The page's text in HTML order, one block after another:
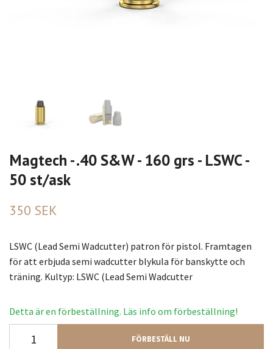
Magtech - .40 S&W - 160 grs - LSWC -
50 st/ask
350 SEK
LSWC (Lead Semi Wadcutter) patron för pistol. Framtagen
för att erbjuda semi wadcutter blykula för banskytte och
träning. Kultyp: LSWC (Lead Semi Wadcutter
Detta är en förbeställning. Läs info om förbeställning!
FÖRBESTÄLL NU